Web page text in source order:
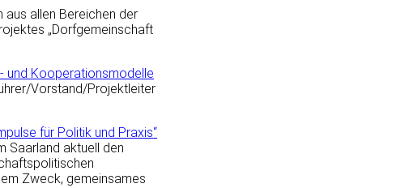
aus allen Bereichen der
„Dorfgemeinschaft
und Kooperationsmodelle
Vorstand/Projektleiter
für Politik und Praxis“
Saarland aktuell den
Zweck, gemeinsames